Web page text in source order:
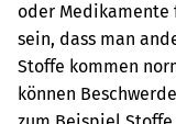
oder Medikamente
sein, dass man
Stoffe kommen
können